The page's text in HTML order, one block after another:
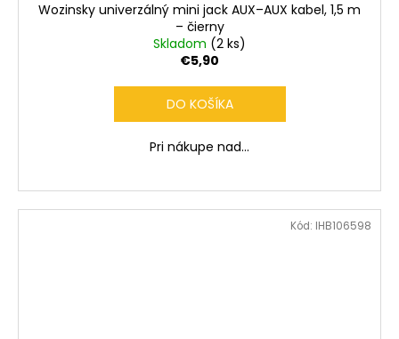
Wozinsky univerzálný mini jack AUX–AUX kabel, 1,5 m
– čierny
Skladom (2 ks)
€5,90
DO KOŠÍKA
Pri nákupe nad...
Kód: IHB106598